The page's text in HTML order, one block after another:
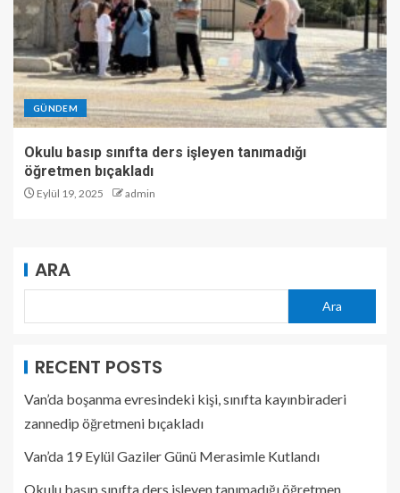
GÜNDEM
Okulu basıp sınıfta ders işleyen tanımadığı
öğretmen bıçakladı
Eylül 19, 2025 admin
ARA
Ara
RECENT POSTS
Van’da boşanma evresindeki kişi, sınıfta kayınbiraderi
zannedip öğretmeni bıçakladı
Van’da 19 Eylül Gaziler Günü Merasimle Kutlandı
Okulu basıp sınıfta ders işleyen tanımadığı öğretmen